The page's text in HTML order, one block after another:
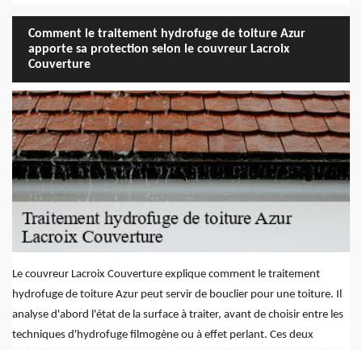
Comment le traitement hydrofuge de toiture Azur
apporte sa protection selon le couvreur Lacroix
Couverture
Le couvreur Lacroix Couverture explique comment le traitement
hydrofuge de toiture Azur peut servir de bouclier pour une toiture. Il
analyse d'abord l'état de la surface à traiter, avant de choisir entre les
techniques d'hydrofuge filmogène ou à effet perlant. Ces deux